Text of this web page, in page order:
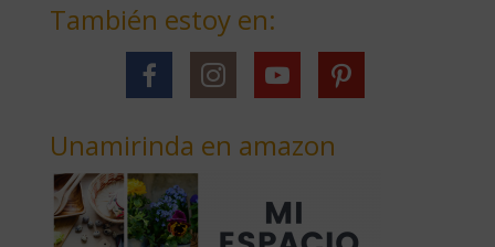
También estoy en:
Unamirinda en amazon